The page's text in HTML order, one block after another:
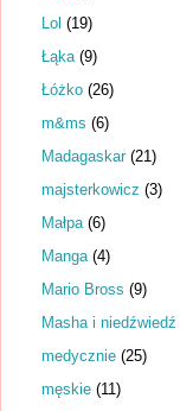
Lol (19)
Łąka (9)
Łóżko (26)
m&ms (6)
Madagaskar (21)
majsterkowicz (3)
Małpa (6)
Manga (4)
Mario Bross (9)
Masha i niedźwiedź
medycznie (25)
męskie (11)